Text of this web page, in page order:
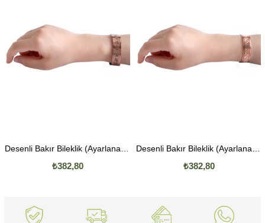
Desenli Bakır Bileklik (Ayarlanabilir) Model 5
₺382,80
Desenli Bakır Bileklik (Ayarlanabilir) Model 6
₺382,80